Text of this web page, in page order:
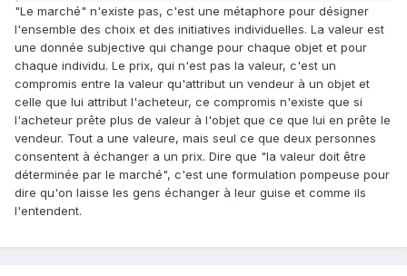
"Le marché" n'existe pas, c'est une métaphore pour désigner
l'ensemble des choix et des initiatives individuelles. La valeur est
une donnée subjective qui change pour chaque objet et pour
chaque individu. Le prix, qui n'est pas la valeur, c'est un
compromis entre la valeur qu'attribut un vendeur à un objet et
celle que lui attribut l'acheteur, ce compromis n'existe que si
l'acheteur prête plus de valeur à l'objet que ce que lui en prête le
vendeur. Tout a une valeure, mais seul ce que deux personnes
consentent à échanger a un prix. Dire que "la valeur doit être
déterminée par le marché", c'est une formulation pompeuse pour
dire qu'on laisse les gens échanger à leur guise et comme ils
l'entendent.